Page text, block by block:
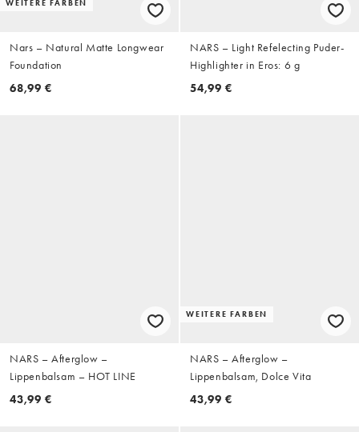
WEITERE FARBEN
Nars – Natural Matte Longwear
Foundation
68,99 €
NARS – Light Refelecting Puder-
Highlighter in Eros: 6 g
54,99 €
NARS – Afterglow –
Lippenbalsam – HOT LINE
43,99 €
WEITERE FARBEN
NARS – Afterglow –
Lippenbalsam, Dolce Vita
43,99 €